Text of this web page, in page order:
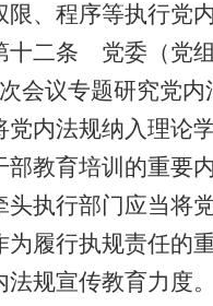
限、程序等执行党内
二条 党委（党组
次会议专题研究党内
党内法规纳入理论
部教育培训的重要内
行部门应当将党
为履行执规责任的
法规宣传教育力度。